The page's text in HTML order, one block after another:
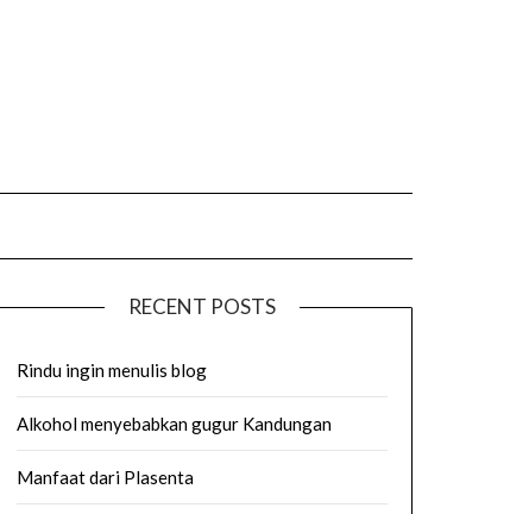
RECENT POSTS
Rindu ingin menulis blog
Alkohol menyebabkan gugur Kandungan
Manfaat dari Plasenta